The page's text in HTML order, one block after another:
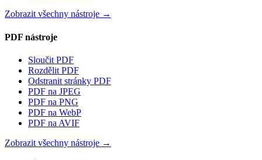
Zobrazit všechny nástroje →
PDF nástroje
Sloučit PDF
Rozdělit PDF
Odstranit stránky PDF
PDF na JPEG
PDF na PNG
PDF na WebP
PDF na AVIF
Zobrazit všechny nástroje →